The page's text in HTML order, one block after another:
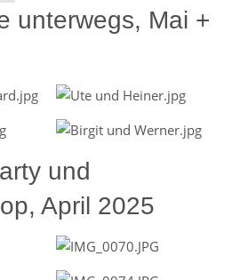
unterwegs, Mai +
und
April 2025